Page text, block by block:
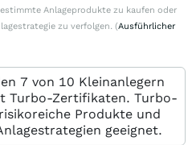
Anlageprodukte zu kaufen oder
zu verfolgen. (Ausführlicher
7 von 10 Kleinanlegern
Turbo-Zertifikaten. Turbo-
Produkte und
geeignet.